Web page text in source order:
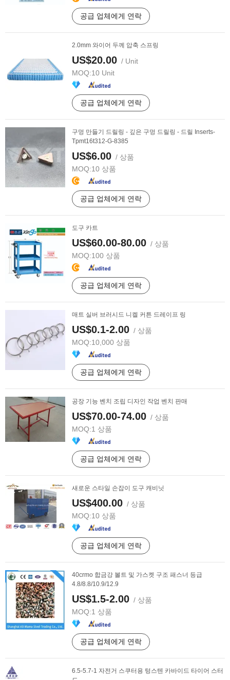
공급 업체에게 연락
2.0mm 와이어 두께 압축 스프링
US$20.00 / Unit
MOQ:10 Unit
공급 업체에게 연락
구멍 만들기 드릴링 - 깊은 구멍 드릴링 - 드릴 Inserts-
Tpmt16t312-G-8385
US$6.00 / 상품
MOQ:10 상품
공급 업체에게 연락
도구 카트
US$60.00-80.00 / 상품
MOQ:100 상품
공급 업체에게 연락
매트 실버 브러시드 니켈 커튼 드레이프 링
US$0.1-2.00 / 상품
MOQ:10,000 상품
공급 업체에게 연락
공장 기능 벤치 조립 디자인 작업 벤치 판매
US$70.00-74.00 / 상품
MOQ:1 상품
공급 업체에게 연락
새로운 스타일 손잡이 도구 캐비닛
US$400.00 / 상품
MOQ:10 상품
공급 업체에게 연락
40crmo 합금강 볼트 및 가스켓 구조 패스너 등급
4.8/8.8/10.9/12.9
US$1.5-2.00 / 상품
MOQ:1 상품
공급 업체에게 연락
6.5-5.7-1 자전거 스쿠터용 텅스텐 카바이드 타이어 스터